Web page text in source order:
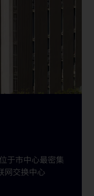
于市中心最密集
网交换中心